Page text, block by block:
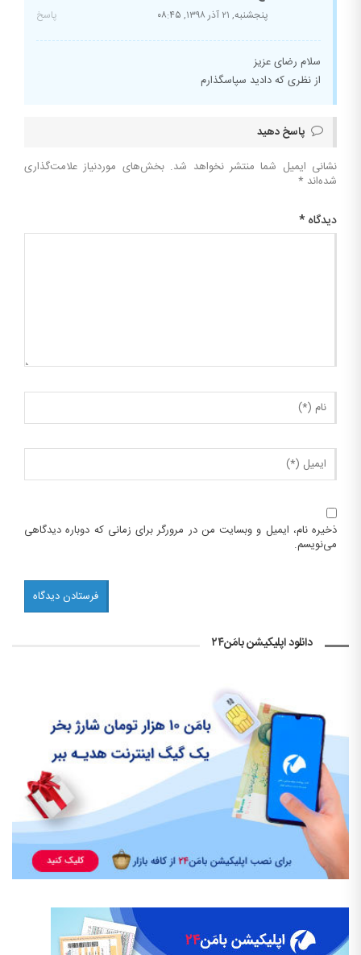
پنجشنبه, ۲۱ آذر ۱۳۹۸, ۰۸:۴۵ پاسخ
سلام رضای عزیز
از نظری که دادید سپاسگذارم
پاسخ دهید
نشانی ایمیل شما منتشر نخواهد شد. بخش‌های موردنیاز علامت‌گذاری
شده‌اند *
دیدگاه *
ذخیره نام، ایمیل و وبسایت من در مرورگر برای زمانی که دوباره دیدگاهی
می‌نویسم.
دانلود اپلیکیشن بامَن۲۴